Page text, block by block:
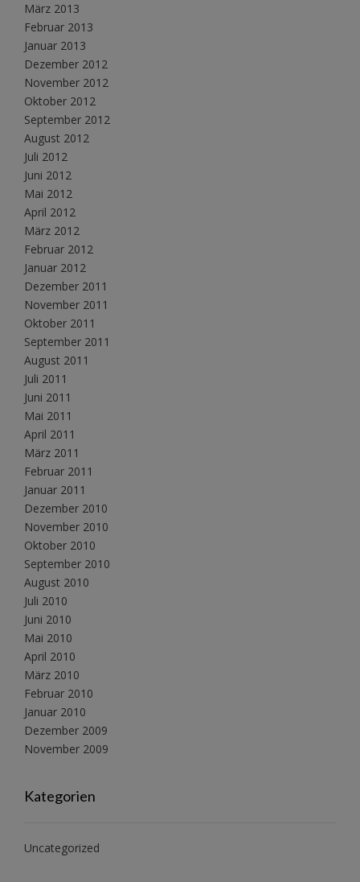
März 2013
Februar 2013
Januar 2013
Dezember 2012
November 2012
Oktober 2012
September 2012
August 2012
Juli 2012
Juni 2012
Mai 2012
April 2012
März 2012
Februar 2012
Januar 2012
Dezember 2011
November 2011
Oktober 2011
September 2011
August 2011
Juli 2011
Juni 2011
Mai 2011
April 2011
März 2011
Februar 2011
Januar 2011
Dezember 2010
November 2010
Oktober 2010
September 2010
August 2010
Juli 2010
Juni 2010
Mai 2010
April 2010
März 2010
Februar 2010
Januar 2010
Dezember 2009
November 2009
Kategorien
Uncategorized